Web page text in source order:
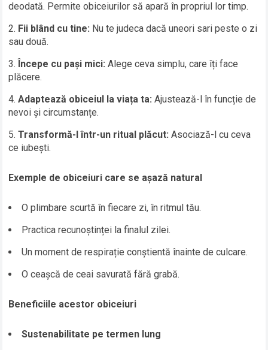
deodată. Permite obiceiurilor să apară în propriul lor timp.
Fii blând cu tine: Nu te judeca dacă uneori sari peste o zi
sau două.
Începe cu pași mici: Alege ceva simplu, care îți face
plăcere.
Adaptează obiceiul la viața ta: Ajustează-l în funcție de
nevoi și circumstanțe.
Transformă-l într-un ritual plăcut: Asociază-l cu ceva
ce iubești.
Exemple de obiceiuri care se așază natural
O plimbare scurtă în fiecare zi, în ritmul tău.
Practica recunoștinței la finalul zilei.
Un moment de respirație conștientă înainte de culcare.
O ceașcă de ceai savurată fără grabă.
Beneficiile acestor obiceiuri
Sustenabilitate pe termen lung